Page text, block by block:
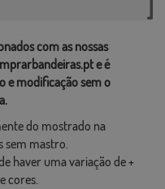
com as nossas
e é
e modificação sem o
do mostrado na
sem mastro.
haver uma variação de +
cores.